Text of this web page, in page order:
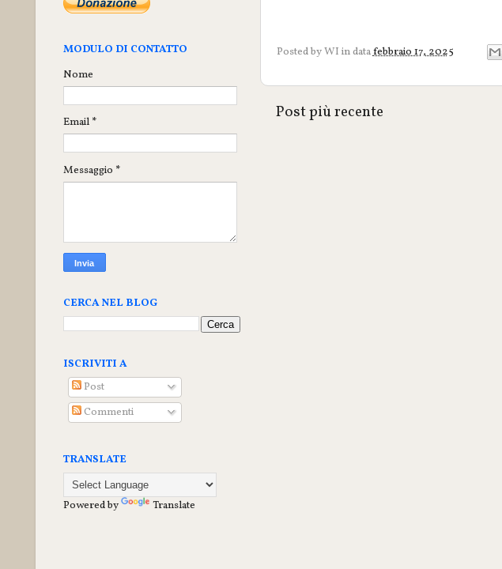
Posted byWI in datafebbraio 17, 2025
Post più recente
MODULO DI CONTATTO
Nome
Email *
Messaggio *
CERCA NEL BLOG
ISCRIVITI A
Post
Commenti
TRANSLATE
Powered by Translate